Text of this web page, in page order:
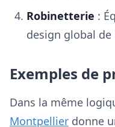
Robinetterie :
design global de
Exemples de
Dans la même
Montpellier donne